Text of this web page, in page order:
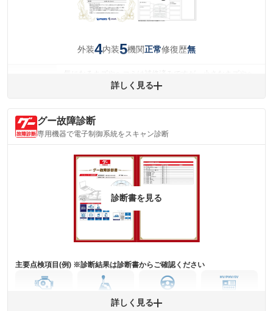
外装4内装5機関正常修復歴無
コミが残っています。
内装
(内装状態)
気になる汚れ等がない綺麗な室内を保っています。
詳細は鑑定書をご確認ください。
※グー鑑定は保証サービスではございません。購入時は必ず現車をご確認
※実際にお渡しするコンディションチェックシートにつきましては、形式
※グー鑑定の評価はあくまでも記載している鑑定日の鑑定結果となりま
詳しく見る
グー故障診断
専用機器で電子制御系統をスキャン診断
診断書を見る
主要点検項目(例) ※診断結果は診断書からご確認ください
ミッション
ステアリング
詳しく見る